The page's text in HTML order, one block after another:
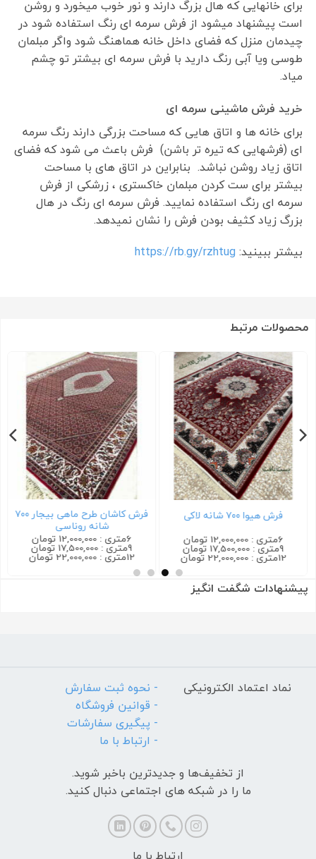
برای خانهایی که هال بزرگ دارند و نور خوب میخورد و روشن
است پیشنهاد میشود از فرش سرمه ای رنگ استفاده شود در
چیدمان منزل که فضای داخل خانه هماهنگ شود واگر مبلمان
طوسی ویا آبی رنگ دارید با فرش سرمه ای بیشتر تو چشم
میاد.
خرید فرش ماشینی سرمه ای
برای خانه ها و اتاق هایی که مساحت بزرگی دارند رنگ سرمه
ای (فرشهایی که تیره تر باشن) فرش باعث می شود که فضای
اتاق زیاد روشن نباشد. بنابراین در اتاق های با مساحت
بیشتر برای ست کردن مبلمان خاکستری ، زرشکی از فرش
سرمه ای رنگ استفاده نمایید. فرش سرمه ای رنگ در هال
بزرگ زیاد کثیف بودن فرش را نشان نمیدهد.
بیشتر ببینید: https://rb.gy/rzhtug
محصولات مرتبط
فرش هیوا ۷۰۰ شانه لاکی
6متری : 12,000,000 تومان
9متری : 17,500,000 تومان
12متری : 22,000,000 تومان
فرش کاشان طرح ماهی بیجار ۷۰۰
شانه روناسی
6متری : 12,000,000 تومان
9متری : 17,500,000 تومان
12متری : 22,000,000 تومان
پیشنهادات شگفت انگیز
نماد اعتماد الکترونیکی
- نحوه ثبت سفارش
- قوانین فروشگاه
- پیگیری سفارشات
- ارتباط با ما
از تخفیف‌ها و جدیدترین‌ باخبر شوید.
ما را در شبکه های اجتماعی دنبال کنید.